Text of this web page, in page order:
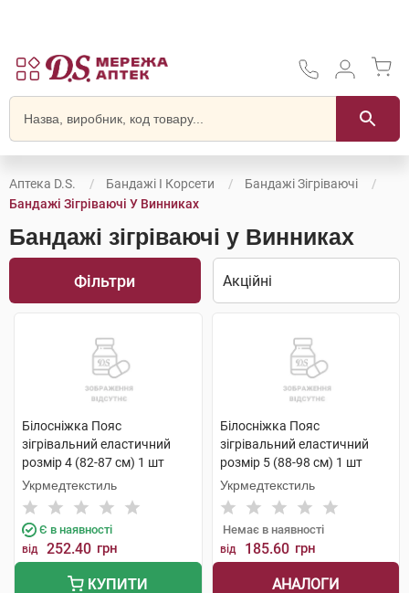
Аптека D.S. Бандажі І Корсети
Бандажі Зігріваючі
Бандажі Зігріваючі У Винниках
Бандажі зігріваючі у Винниках
Фільтри
Білосніжка Пояс
зігрівальний еластичний
розмір 4 (82-87 см) 1 шт
Укрмедтекстиль
Є в наявності
від 252.40 грн
КУПИТИ
Білосніжка Пояс
зігрівальний еластичний
розмір 5 (88-98 см) 1 шт
Укрмедтекстиль
Немає в наявності
від 185.60 грн
АНАЛОГИ